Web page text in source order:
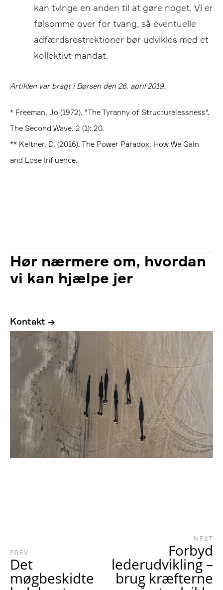
kan tvinge en anden til at gøre noget. Vi er
følsomme over for tvang, så eventuelle
adfærdsrestrektioner bør udvikles med et
kollektivt mandat.
Artiklen var bragt i Børsen den 26. april 2019.
* Freeman, Jo (1972). "The Tyranny of Structurelessness".
The Second Wave. 2 (1): 20.
** Keltner, D. (2016). The Power Paradox. How We Gain
and Lose Influence.
Hør nærmere om, hvordan
vi kan hjælpe jer
Kontakt →
PREV
Det
møgbeskidte
NEXT
Forbyd
lederudvikling –
brug kræfterne